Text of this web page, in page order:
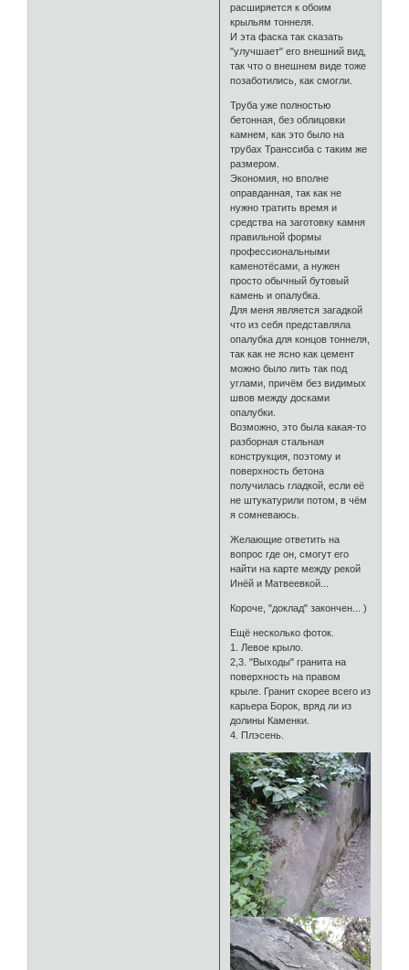
расширяется к обоим
крыльям тоннеля.
И эта фаска так сказать
"улучшает" его внешний вид,
так что о внешнем виде тоже
позаботились, как смогли.
Труба уже полностью
бетонная, без облицовки
камнем, как это было на
трубах Транссиба с таким же
размером.
Экономия, но вполне
оправданная, так как не
нужно тратить время и
средства на заготовку камня
правильной формы
профессиональными
каменотёсами, а нужен
просто обычный бутовый
камень и опалубка.
Для меня является загадкой
что из себя представляла
опалубка для концов тоннеля,
так как не ясно как цемент
можно было лить так под
углами, причём без видимых
швов между досками
опалубки.
Возможно, это была какая-то
разборная стальная
конструкция, поэтому и
поверхность бетона
получилась гладкой, если её
не штукатурили потом, в чём
я сомневаюсь.
Желающие ответить на
вопрос где он, смогут его
найти на карте между рекой
Инёй и Матвеевкой...
Короче, "доклад" закончен... )
Ещё несколько фоток.
1. Левое крыло.
2,3. "Выходы" гранита на
поверхность на правом
крыле. Гранит скорее всего из
карьера Борок, вряд ли из
долины Каменки.
4. Плэсень.